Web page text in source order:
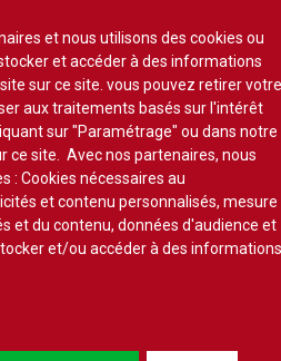
S'abonner
connecter
et nous utilisons des cookies ou
et accéder à des informations
sur ce site. vous pouvez retirer
aux traitements basés sur l'intérêt
sur "Paramétrage" ou dans notre
ce site. Avec nos partenaires, nous
: Cookies nécessaires au
et contenu personnalisés, mesure
et du contenu, données d'audience et
et/ou accéder à des